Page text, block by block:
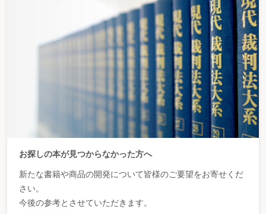
お探しの本が見つからなかった方へ
新たな書籍や商品の開発について皆様のご要望をお寄せくだ
さい。
今後の参考とさせていただきます。